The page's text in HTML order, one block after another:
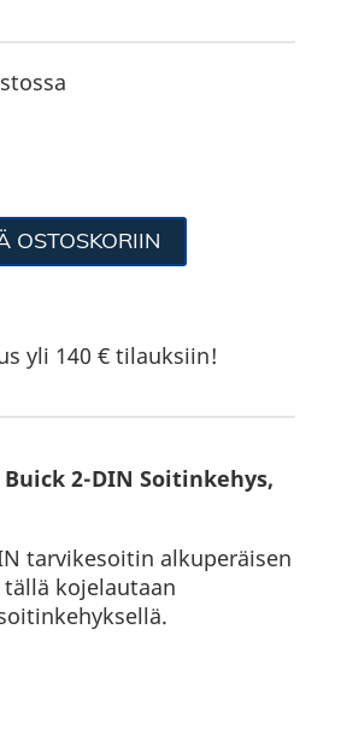
OSTOSKORIIN
yli 140 € tilauksiin!
2-DIN Soitinkehys,
tarvikesoitin alkuperäisen
kojelautaan